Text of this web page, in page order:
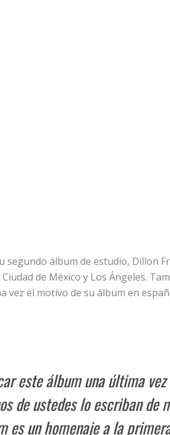
segundo álbum de estudio, Dillon
de México y Los Ángeles.
vez el motivo de su álbum en
este álbum una última
de ustedes lo escriban de
es un homenaje a la